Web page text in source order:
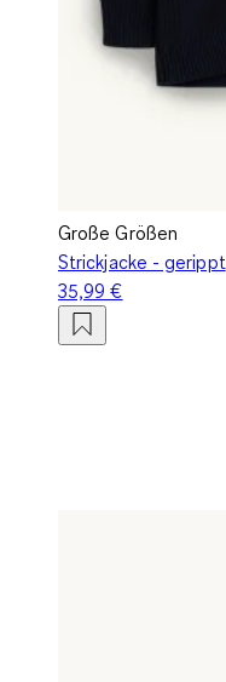
Große Größen
Strickjacke - gerippt
35,99 €